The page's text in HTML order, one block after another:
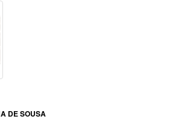
DE SOUSA